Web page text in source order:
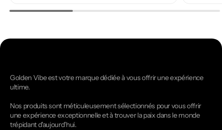
Golden Vibe est votre marque dédiée à vous offrir une expérience
ultime.
Nos produits sont méticuleusement sélectionnés pour vous offrir
une expérience exceptionnelle et à trouver la paix dans le monde
trépidant d'aujourd'hui.